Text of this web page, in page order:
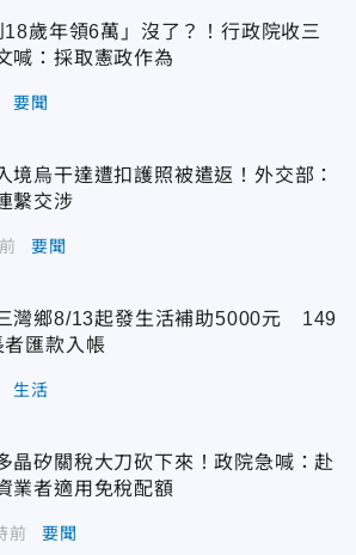
18歲年領6萬」沒了？！行政院收三
喊：採取憲政作為
要聞
境烏干達遭扣護照被遣返！外交部：
繫交涉
要聞
灣鄉8/13起發生活補助5000元 149
者匯款入帳
生活
晶矽關稅大刀砍下來！政院急喊：赴
業者適用免稅配額
前 要聞